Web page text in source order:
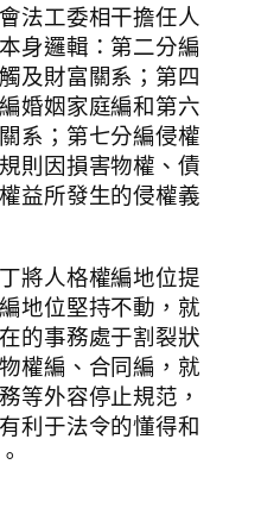
法工委相干擔任人
身邏輯：第二分編
及財富關系；第四
婚姻家庭編和第六
系；第七分編侵權
則因損害物權、債
益所發生的侵權義
將人格權編地位提
地位堅持不動，就
的事務處于割裂狀
權編、合同編，就
等外容停止規范，
利于法令的懂得和